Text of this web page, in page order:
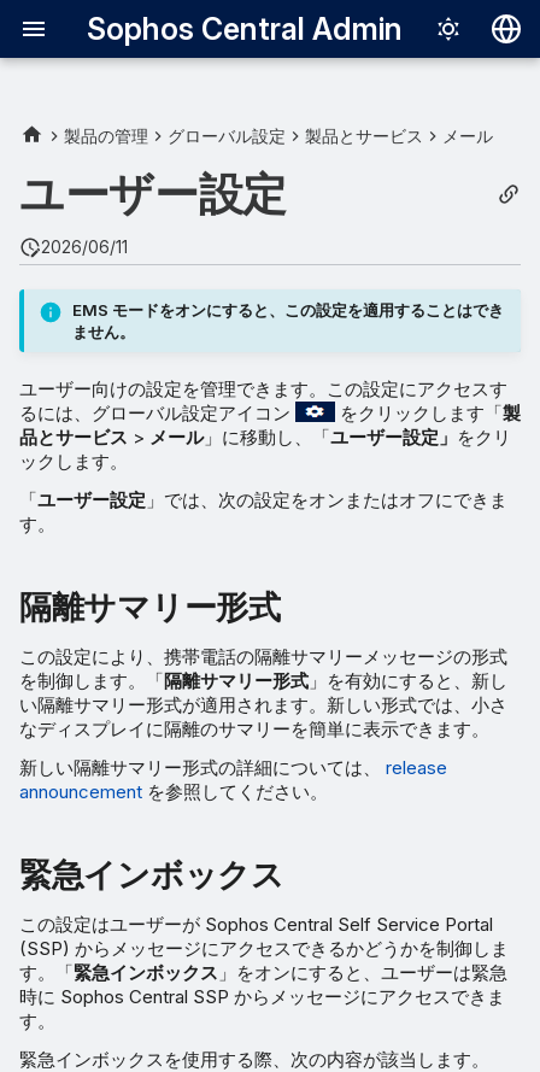
Sophos Central Admin
English
Italiano
日本語
Português
中文（繁體）
緊急インボックス
許可 / ブロックリスト
Microsoft 365 の隔離メー
ルのリリースを許可する
許可されたアドレスの偽装防
止
ェック
エンベロープドメインの
SPF チェック
報告されたメッセージのコピ
ー
製品の管理 グローバル設定 製品とサービス メール
ユーザー設定
2026/06/11
EMS モードをオンにすると、この設定を適用することはでき
ません。
ユーザー向けの設定を管理できます。この設定にアクセスす
るには、グローバル設定アイコン
をクリックします「製
品とサービス > メール」に移動し、「ユーザー設定」 をクリ
ックします。
「ユーザー設定 」では、次の設定をオンまたはオフにできま
す。
隔離サマリー形式
この設定により、携帯電話の隔離サマリーメッセージの形式
を制御します。「隔離サマリー形式 」を有効にすると、新し
い隔離サマリー形式が適用されます。新しい形式では、小さ
なディスプレイに隔離のサマリーを簡単に表示できます。
新しい隔離サマリー形式の詳細については、 release
announcement を参照してください。
緊急インボックス
この設定はユーザーが Sophos Central Self Service Portal
(SSP) からメッセージにアクセスできるかどうかを制御しま
す。「緊急インボックス 」をオンにすると、ユーザーは緊急
時に Sophos Central SSP からメッセージにアクセスできま
す。
緊急インボックスを使用する際、次の内容が該当します。